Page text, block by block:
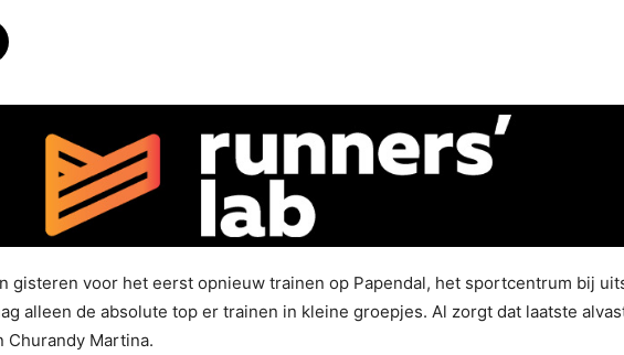
gisteren voor het eerst opnieuw trainen op Papendal, het sportcentrum bij
alleen de absolute top er trainen in kleine groepjes. Al zorgt dat laatste
Churandy Martina.